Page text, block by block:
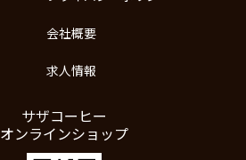
会社概要
求人情報
サザコーヒー
オンラインショップ